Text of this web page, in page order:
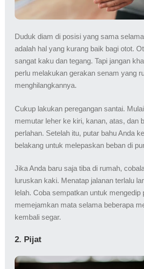
Duduk diam di posisi yang sama
adalah hal yang kurang baik bagi otot.
sangat kaku dan tegang. Tapi jangan
perlu melakukan gerakan senam yang
menghilangkannya.
Cukup lakukan peregangan santai.
memutar leher ke kiri, kanan, atas, dan
perlahan. Setelah itu, putar bahu Anda
belakang untuk melepaskan beban di
Jika Anda baru saja tiba di rumah,
luruskan kaki. Menatap jalanan terlalu
lelah. Coba sempatkan untuk mengedip
memejamkan mata selama beberapa
kembali segar.
2. Pijat